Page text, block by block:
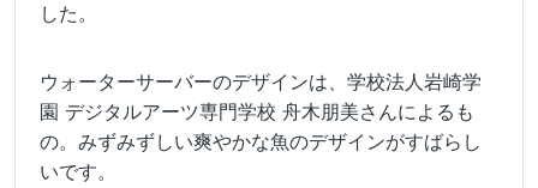
した。
ウォーターサーバーのデザインは、学校法人岩崎学
園 デジタルアーツ専門学校 舟木朋美さんによるも
の。みずみずしい爽やかな魚のデザインがすばらし
いです。